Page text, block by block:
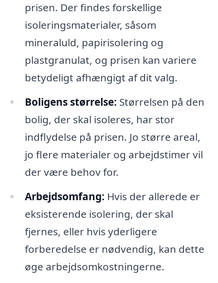
prisen. Der findes forskellige
isoleringsmaterialer, såsom
mineraluld, papirisolering og
plastgranulat, og prisen kan variere
betydeligt afhængigt af dit valg.
Boligens størrelse: Størrelsen på den
bolig, der skal isoleres, har stor
indflydelse på prisen. Jo større areal,
jo flere materialer og arbejdstimer vil
der være behov for.
Arbejdsomfang: Hvis der allerede er
eksisterende isolering, der skal
fjernes, eller hvis yderligere
forberedelse er nødvendig, kan dette
øge arbejdsomkostningerne.